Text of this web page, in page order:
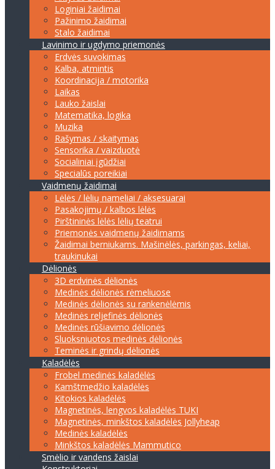
Loginiai žaidimai
Pažinimo žaidimai
Stalo žaidimai
Lavinimo ir ugdymo priemonės
Erdvės suvokimas
Kalba, atmintis
Koordinacija / motorika
Laikas
Lauko žaislai
Matematika, logika
Muzika
Rašymas / skaitymas
Sensorika / vaizduotė
Socialiniai įgūdžiai
Specialūs poreikiai
Vaidmenų žaidimai
Lėlės / lėlių nameliai / aksesuarai
Pasakojimų / kalbos lėlės
Pirštininės lėlės lėlių teatrui
Priemonės vaidmenų žaidimams
Žaidimai berniukams. Mašinėlės, parkingas, keliai,
traukinukai
Dėlionės
3D erdvinės dėlionės
Medinės dėlionės rėmeliuose
Medinės dėlionės su rankenėlėmis
Medinės reljefinės dėlionės
Medinės rūšiavimo dėlionės
Sluoksniuotos medinės dėlionės
Teminės ir grindų dėlionės
Kaladėlės
Frobel medinės kaladėlės
Kamštmedžio kaladėlės
Kitokios kaladėlės
Magnetinės, lengvos kaladėlės TUKI
Magnetinės, minkštos kaladėlės Jollyheap
Medinės kaladėlės
Minkštos kaladėlės Mammutico
Smėlio ir vandens žaislai